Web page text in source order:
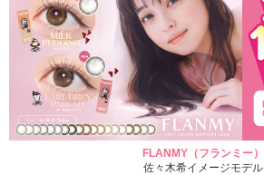
FLANMY（フランミー）
佐々木希イメージモデル